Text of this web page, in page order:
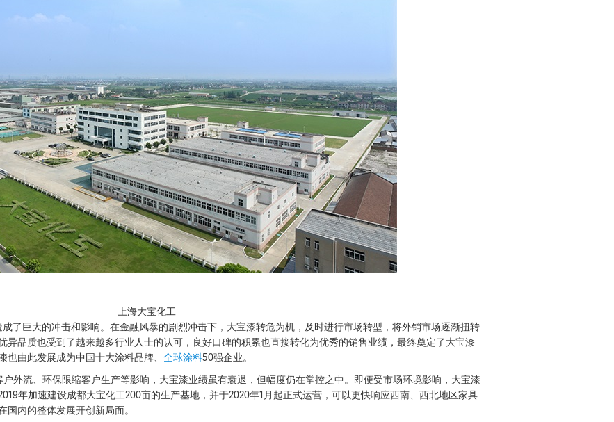
上海大宝化工
了巨大的冲击和影响。在金融风暴的剧烈冲击下，大宝漆转危为机，及时进行市场转型，将外销市场逐渐扭转
异品质也受到了越来越多行业人士的认可，良好口碑的积累也直接转化为优秀的销售业绩，最终奠定了大宝漆
也由此发展成为中国十大涂料品牌、 全球涂料50强企业。
外流、环保限缩客户生产等影响，大宝漆业绩虽有衰退，但幅度仍在掌控之中。即便受市场环境影响，大宝漆
年加速建设成都大宝化工200亩的生产基地，并于2020年1月起正式运营，可以更快响应西南、西北地区家具
内的整体发展开创新局面。